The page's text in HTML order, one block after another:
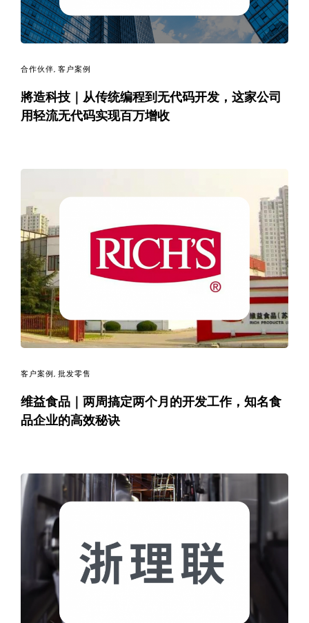
合作伙伴, 客户案例
將造科技｜从传统编程到无代码开发，这家公司
用轻流无代码实现百万增收
客户案例 , 批发零售
维益食品｜两周搞定两个月的开发工作，知名食
品企业的高效秘诀